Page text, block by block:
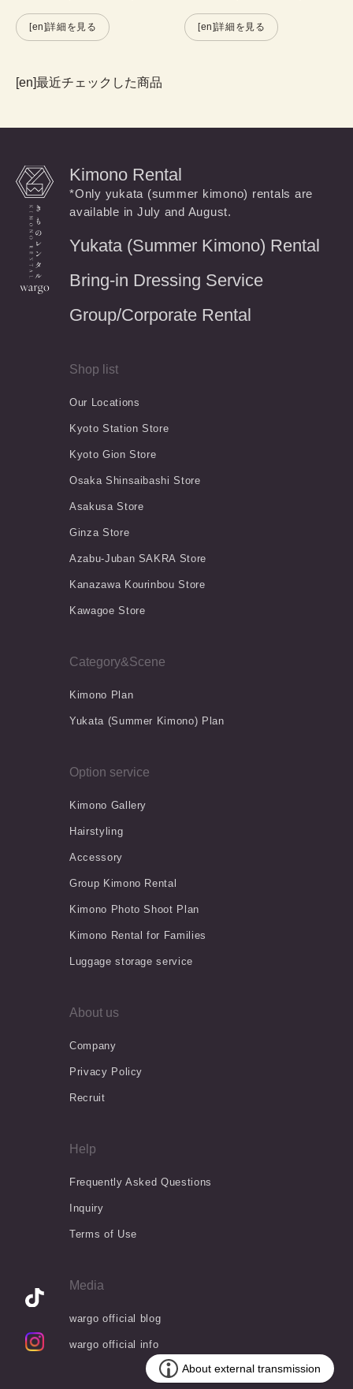
[en]詳細を見る [en]詳細を見る
[en]最近チェックした商品
Kimono Rental
*Only yukata (summer kimono) rentals are
available in July and August.
Yukata (Summer Kimono) Rental
Bring-in Dressing Service
Group/Corporate Rental
Shop list
Our Locations
Kyoto Station Store
Kyoto Gion Store
Osaka Shinsaibashi Store
Asakusa Store
Ginza Store
Azabu-Juban SAKRA Store
Kanazawa Kourinbou Store
Kawagoe Store
Category&Scene
Kimono Plan
Yukata (Summer Kimono) Plan
Option service
Kimono Gallery
Hairstyling
Accessory
Group Kimono Rental
Kimono Photo Shoot Plan
Kimono Rental for Families
Luggage storage service
About us
Company
Privacy Policy
Recruit
Help
Frequently Asked Questions
Inquiry
Terms of Use
Media
wargo official blog
wargo official info